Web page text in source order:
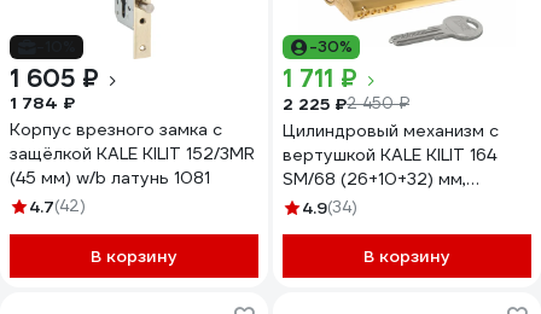
1 605 ₽
1 784 ₽
Корпус врезного замка с
защёлкой KALE KILIT 152/3MR
(45 мм) w/b латунь 1081
4.7(42)
В корзину
-30%
1 711 ₽
2 225 ₽2 450 ₽
Цилиндровый механизм с
вертушкой KALE KILIT 164
SM/68 (26+10+32) мм,
латунь, 5 кл. 25561
4.9(34)
В корзину